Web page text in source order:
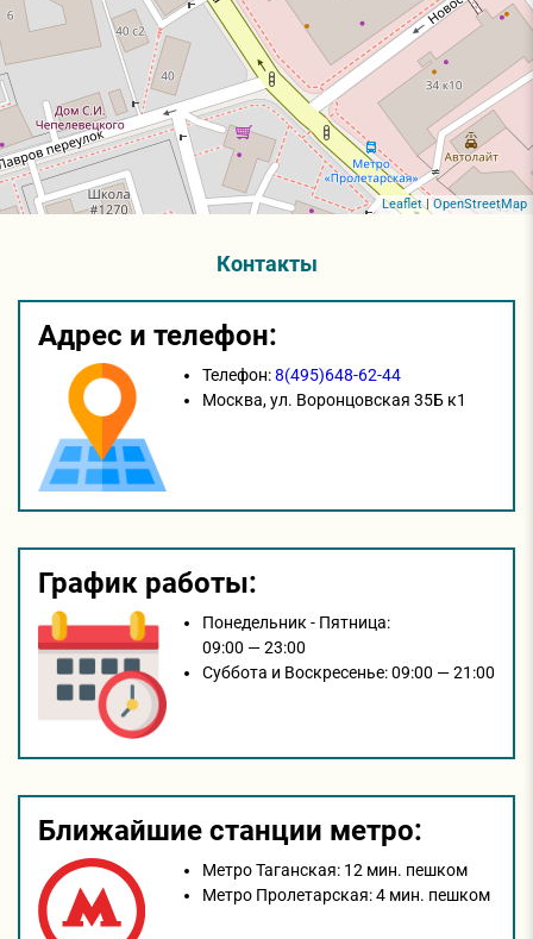
Leaflet| OpenStreetMap
Контакты
Адрес и телефон:
Телефон:8(495)648-62-44
Москва,ул. Воронцовская 35Б к1
График работы:
Понедельник - Пятница:
09:00 — 23:00
Суббота и Воскресенье:09:00 — 21:00
Ближайшие станции метро:
Метро Таганская: 12 мин. пешком
Метро Пролетарская:4 мин. пешком